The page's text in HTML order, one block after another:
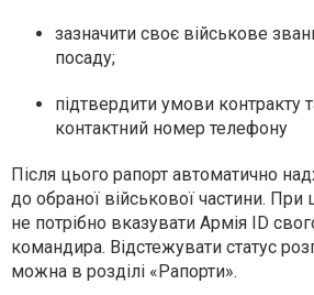
зазначити своє військове
посаду;
підтвердити умови контракту
контактний номер телефону
Після цього рапорт автоматично
до обраної військової частини. При
не потрібно вказувати Армія ID
командира. Відстежувати статус
можна в розділі «Рапорти».